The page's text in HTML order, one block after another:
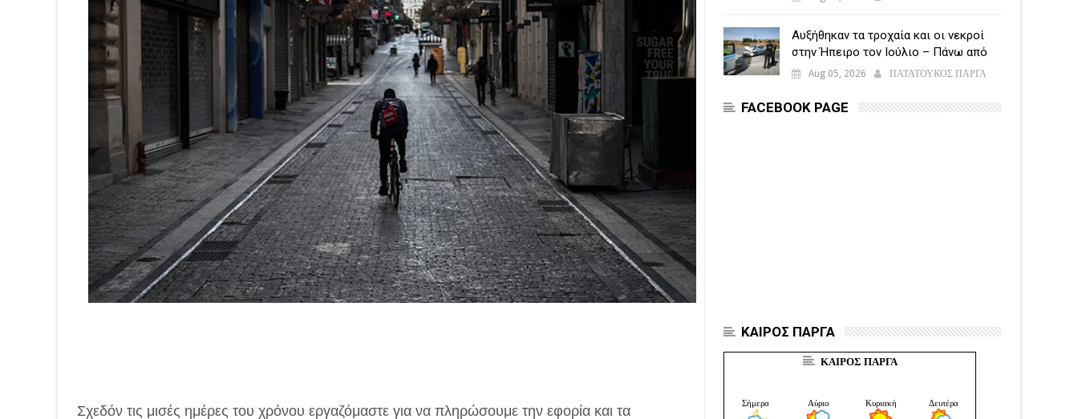
Σχεδόν τις μισές ημέρες του χρόνου εργαζόμαστε για να πληρώσουμε την εφορία και τα
Αυξήθηκαν τα τροχαία και οι νεκροί
στην Ήπειρο τον Ιούλιο – Πάνω από
5.500 παραβάσεις
Aug 05, 2026 ΠΑΤΑΤΟΥΚΟΣ ΠΑΡΓΑ
FACEBOOK PAGE
ΚΑΙΡΟΣ ΠΑΡΓΑ
ΚΑΙΡΟΣ ΠΑΡΓΑ